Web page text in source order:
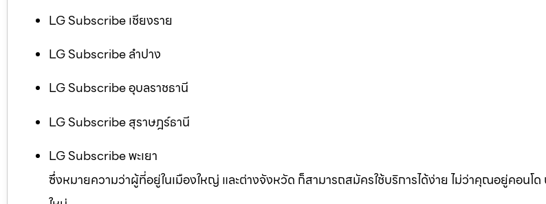
LG Subscribe เชียงราย
LG Subscribe ลำปาง
LG Subscribe อุบลราชธานี
LG Subscribe สุราษฎร์ธานี
LG Subscribe พะเยา
ซึ่งหมายความว่าผู้ที่อยู่ในเมืองใหญ่ และต่างจังหวัด ก็สามารถสมัครใช้บริการได้ง่าย ไม่ว่าคุณอยู่คอนโด